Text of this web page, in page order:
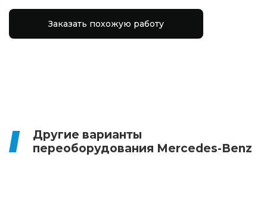
Заказать похожую работу
Другие варианты
переоборудования Mercedes-Benz